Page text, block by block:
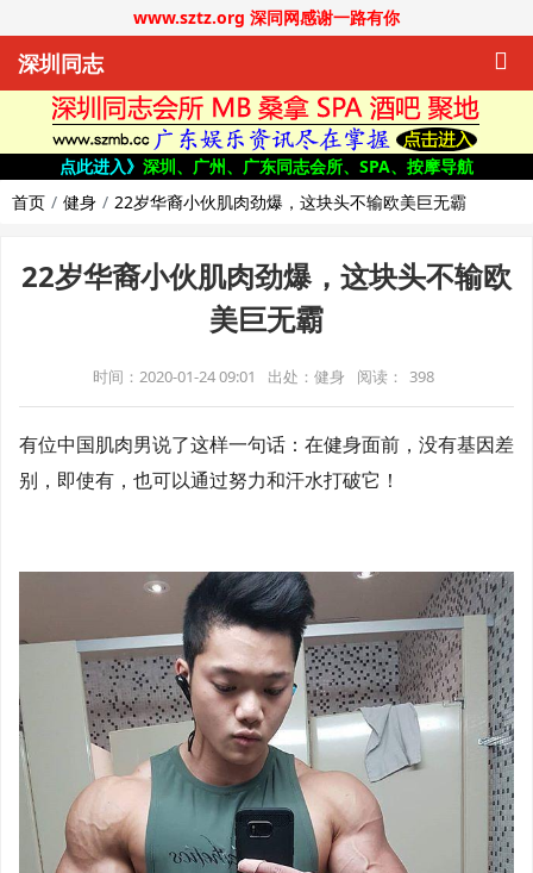
www.sztz.org 深同网感谢一路有你
深圳同志
点此进入》 深圳、广州、广东同志会所、SPA、按摩导航
首页
健身 22岁华裔小伙肌肉劲爆，这块头不输欧美巨无霸
22岁华裔小伙肌肉劲爆，这块头不输欧
美巨无霸
时间：2020-01-24 09:01 出处：健身 阅读： 398
有位中国肌肉男说了这样一句话：在健身面前，没有基因差
别，即使有，也可以通过努力和汗水打破它！